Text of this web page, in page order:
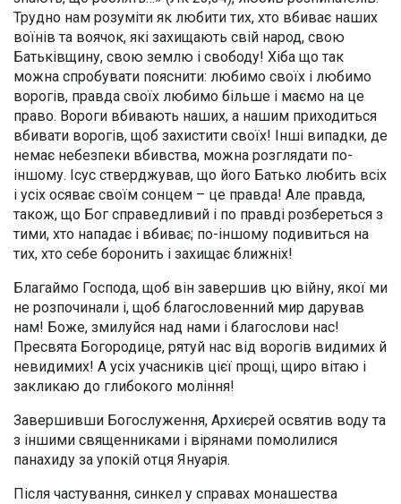
Трудно нам розуміти як любити тих, хто вбиває наших
воїнів та воячок, які захищають свій народ, свою
Батьківщину, свою землю і свободу! Хіба що так
можна спробувати пояснити: любимо своїх і любимо
ворогів, правда своїх любимо більше і маємо на це
право. Вороги вбивають наших, а нашим приходиться
вбивати ворогів, щоб захистити своїх! Інші випадки, де
немає небезпеки вбивства, можна розглядати по-
іншому. Ісус стверджував, що його Батько любить всіх
і усіх осяває своїм сонцем – це правда! Але правда,
також, що Бог справедливий і по правді розбереться з
тими, хто нападає і вбиває; по-іншому подивиться на
тих, хто себе боронить і захищає ближніх!
Благаймо Господа, щоб він завершив цю війну, якої ми
не розпочинали і, щоб благословенний мир дарував
нам! Боже, змилуйся над нами і благослови нас!
Пресвята Богородице, рятуй нас від ворогів видимих й
невидимих! А усіх учасників цієї прощі, щиро вітаю і
закликаю до глибокого моління!
Завершивши Богослуження, Архиєрей освятив воду та
з іншими священниками і вірянами помолилися
панахиду за упокій отця Януарія.
Після частування, синкел у справах монашества